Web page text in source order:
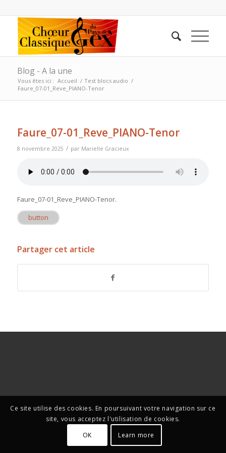
Blog - A la une
Vous êtes ici : Accueil / Test blocs audio /
Faure_07-01_Reve_PIANO-Tenor
Faure_07-01_Reve_PIANO-Tenor
8 novembre 2025 / par Marielle Gracieux
Faure_07-01_Reve_PIANO-Tenor.
button
Partager cet article
Ce site utilise des cookies. En poursuivant votre navigation sur ce
site, vous acceptez l'utilisation de cookies.
OK
Learn more